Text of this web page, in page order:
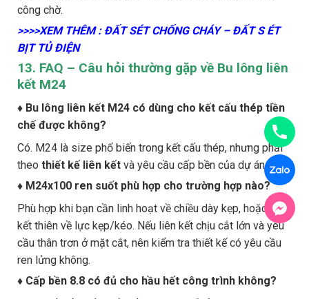
công chờ.
>>>>XEM THÊM : ĐẤT SÉT CHỐNG CHÁY – ĐẤT S ÉT
BỊT TỦ ĐIỆN
13. FAQ – Câu hỏi thường gặp về Bu lông liên
kết M24
♦ Bu lông liên kết M24 có dùng cho kết cấu thép tiền
chế được không?
Có. M24 là size phổ biến trong kết cấu thép, nhưng phải
theo thiết kế liên kết và yêu cầu cấp bền của dự án.
♦ M24x100 ren suốt phù hợp cho trường hợp nào?
Phù hợp khi bạn cần linh hoạt về chiều dày kẹp, hoặc liên
kết thiên về lực kẹp/kéo. Nếu liên kết chịu cắt lớn và yêu
cầu thân trơn ở mặt cắt, nên kiểm tra thiết kế có yêu cầu
ren lửng không.
♦ Cấp bền 8.8 có đủ cho hầu hết công trình không?